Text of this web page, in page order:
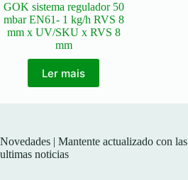
GOK sistema regulador 50
mbar EN61- 1 kg/h RVS 8
mm x UV/SKU x RVS 8
mm
Ler mais
Novedades | Mantente actualizado con las
ultimas noticias